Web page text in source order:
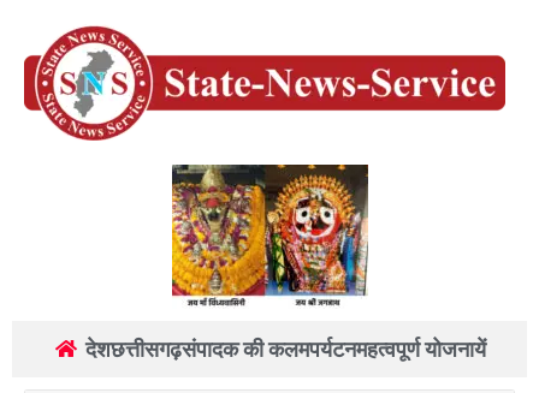
देशछत्तीसगढ़संपादक की कलमपर्यटनमहत्वपूर्ण योजनायें